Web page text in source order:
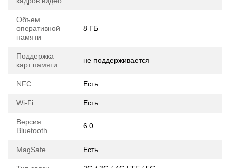
Объем
оперативной
памяти
8 ГБ
Поддержка
карт памяти
не поддерживается
NFC Есть
Wi-Fi Есть
Версия
Bluetooth
6.0
MagSafe Есть